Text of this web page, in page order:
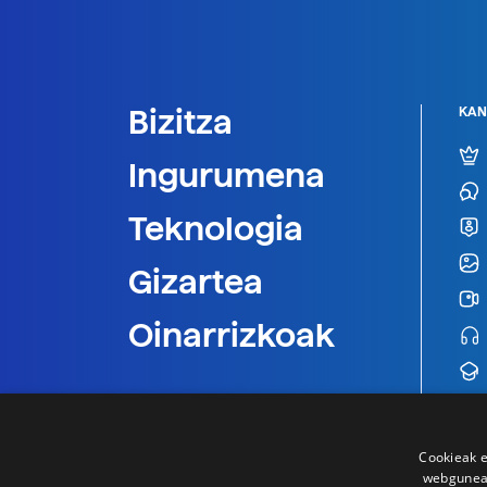
Bizitza
Ingurumena
Teknologia
Gizartea
Oinarrizkoak
Cookieak